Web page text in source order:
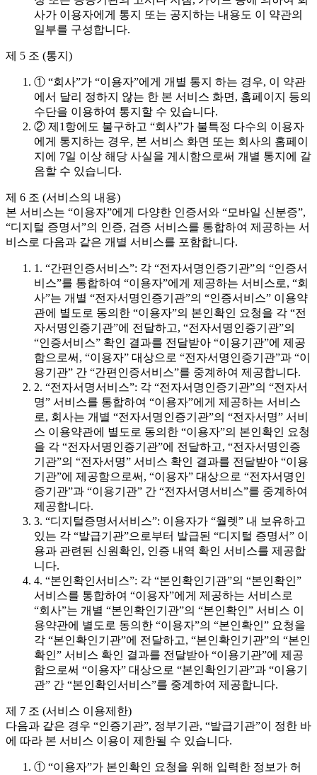
사가 이용자에게 통지 또는 공지하는 내용도 이 약관의
일부를 구성합니다.
제 5 조 (통지)
① “회사”가 “이용자”에게 개별 통지 하는 경우, 이 약관
에서 달리 정하지 않는 한 본 서비스 화면, 홈페이지 등의
수단을 이용하여 통지할 수 있습니다.
② 제1항에도 불구하고 “회사”가 불특정 다수의 이용자
에게 통지하는 경우, 본 서비스 화면 또는 회사의 홈페이
지에 7일 이상 해당 사실을 게시함으로써 개별 통지에 갈
음할 수 있습니다.
제 6 조 (서비스의 내용)
본 서비스는 “이용자”에게 다양한 인증서와 “모바일 신분증”,
“디지털 증명서”의 인증, 검증 서비스를 통합하여 제공하는 서
비스로 다음과 같은 개별 서비스를 포함합니다.
1. “간편인증서비스”: 각 “전자서명인증기관”의 “인증서
비스”를 통합하여 “이용자”에게 제공하는 서비스로, “회
사”는 개별 “전자서명인증기관”의 “인증서비스” 이용약
관에 별도로 동의한 “이용자”의 본인확인 요청을 각 “전
자서명인증기관”에 전달하고, “전자서명인증기관”의
“인증서비스” 확인 결과를 전달받아 “이용기관”에 제공
함으로써, “이용자” 대상으로 “전자서명인증기관”과 “이
용기관” 간 “간편인증서비스”를 중계하여 제공합니다.
2. “전자서명서비스”: 각 “전자서명인증기관”의 “전자서
명” 서비스를 통합하여 “이용자”에게 제공하는 서비스
로, 회사는 개별 “전자서명인증기관”의 “전자서명” 서비
스 이용약관에 별도로 동의한 “이용자”의 본인확인 요청
을 각 “전자서명인증기관”에 전달하고, “전자서명인증
기관”의 “전자서명” 서비스 확인 결과를 전달받아 “이용
기관”에 제공함으로써, “이용자” 대상으로 “전자서명인
증기관”과 “이용기관” 간 “전자서명서비스”를 중계하여
제공합니다.
3. “디지털증명서서비스”: 이용자가 “월렛” 내 보유하고
있는 각 “발급기관”으로부터 발급된 “디지털 증명서” 이
용과 관련된 신원확인, 인증 내역 확인 서비스를 제공합
니다.
4. “본인확인서비스”: 각 “본인확인기관”의 “본인확인”
서비스를 통합하여 “이용자”에게 제공하는 서비스로
“회사”는 개별 “본인확인기관”의 “본인확인” 서비스 이
용약관에 별도로 동의한 “이용자”의 “본인확인” 요청을
각 “본인확인기관”에 전달하고, “본인확인기관”의 “본인
확인” 서비스 확인 결과를 전달받아 “이용기관”에 제공
함으로써 “이용자” 대상으로 “본인확인기관”과 “이용기
관” 간 “본인확인서비스”를 중계하여 제공합니다.
제 7 조 (서비스 이용제한)
다음과 같은 경우 “인증기관”, 정부기관, “발급기관”이 정한 바
에 따라 본 서비스 이용이 제한될 수 있습니다.
① “이용자”가 본인확인 요청을 위해 입력한 정보가 허